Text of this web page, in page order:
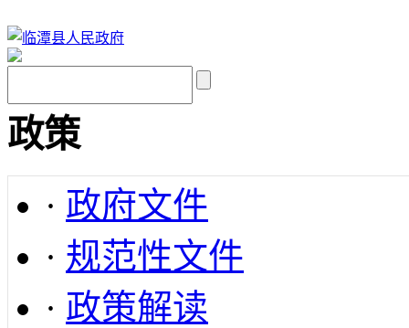
政策
· 政府文件
· 规范性文件
· 政策解读